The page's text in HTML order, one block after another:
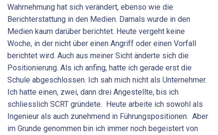
Wahrnehmung hat sich verändert, ebenso wie die
Berichterstattung in den Medien. Damals wurde in den
Medien kaum darüber berichtet. Heute vergeht keine
Woche, in der nicht über einen Angriff oder einen Vorfall
berichtet wird. Auch aus meiner Sicht änderte sich die
Positionierung. Als ich anfing, hatte ich gerade erst die
Schule abgeschlossen. Ich sah mich nicht als Unternehmer.
Ich hatte einen, zwei, dann drei Angestellte, bis ich
schliesslich SCRT gründete. Heute arbeite ich sowohl als
Ingenieur als auch zunehmend in Führungspositionen. Aber
im Grunde genommen bin ich immer noch begeistert von